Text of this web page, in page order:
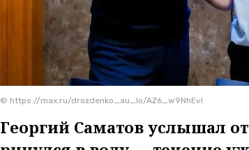
© https://max.ru/drozdenko_au_lo/AZ6_w9NhEvI
Георгий Саматов услышал